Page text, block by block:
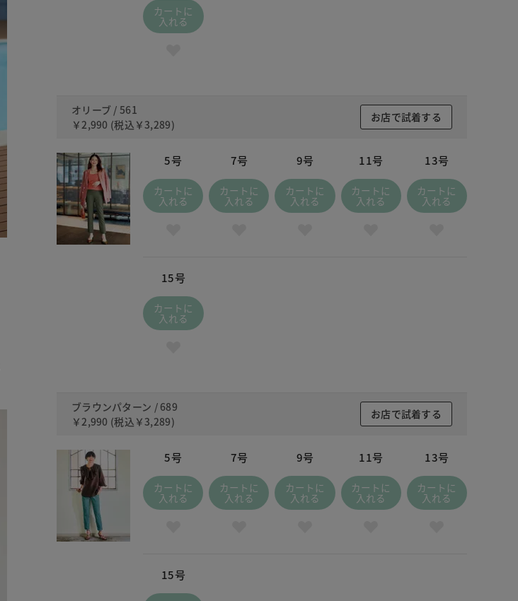
カートに
入れる
オリーブ / 561
￥2,990 (税込 ￥3,289)
お店で試着する
5号
カートに
入れる
7号
カートに
入れる
9号
カートに
入れる
11号
カートに
入れる
13号
カートに
入れる
15号
カートに
入れる
ブラウンパターン / 689
￥2,990 (税込 ￥3,289)
お店で試着する
5号
カートに
入れる
7号
カートに
入れる
9号
カートに
入れる
11号
カートに
入れる
13号
カートに
入れる
15号